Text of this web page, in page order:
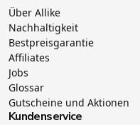
Über Allike
Nachhaltigkeit
Bestpreisgarantie
Affiliates
Jobs
Glossar
Gutscheine und Aktionen
Kundenservice